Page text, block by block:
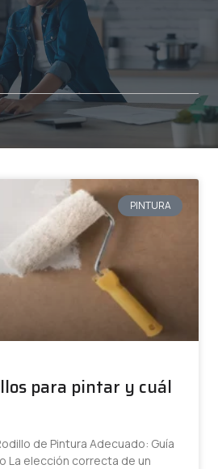
PINTURA
para pintar y cuál
de Pintura Adecuado: Guía
La elección correcta de un